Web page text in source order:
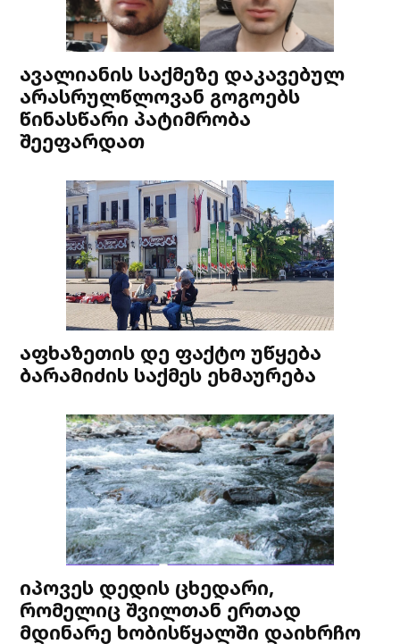
ავალიანის საქმეზე დაკავებულ
არასრულწლოვან გოგოებს
წინასწარი პატიმრობა
შეეფარდათ
აფხაზეთის დე ფაქტო უწყება
ბარამიძის საქმეს ეხმაურება
იპოვეს დედის ცხედარი,
რომელიც შვილთან ერთად
მდინარე ხობისწყალში დაიხრჩო